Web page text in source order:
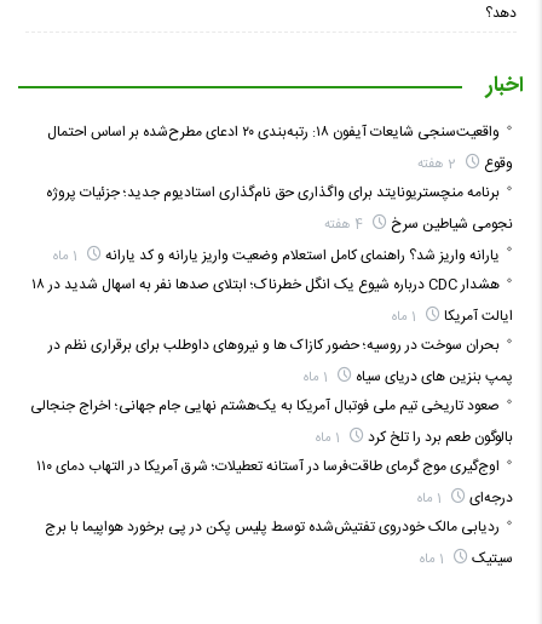
دهد؟
اخبار
واقعیت‌سنجی شایعات آیفون ۱۸: رتبه‌بندی ۲۰ ادعای مطرح‌شده بر اساس احتمال
وقوع
برنامه منچستریونایتد برای واگذاری حق نام‌گذاری استادیوم جدید؛ جزئیات پروژه
نجومی شیاطین سرخ
یارانه واریز شد؟ راهنمای کامل استعلام وضعیت واریز یارانه و کد یارانه
هشدار CDC درباره شیوع یک انگل خطرناک؛ ابتلای صدها نفر به اسهال شدید در ۱۸
ایالت آمریکا
بحران سوخت در روسیه؛ حضور کازاک‌ ها و نیروهای داوطلب برای برقراری نظم در
پمپ بنزین‌ های دریای سیاه
صعود تاریخی تیم ملی فوتبال آمریکا به یک‌هشتم نهایی جام جهانی؛ اخراج جنجالی
بالوگون طعم برد را تلخ کرد
اوج‌گیری موج گرمای طاقت‌فرسا در آستانه تعطیلات؛ شرق آمریکا در التهاب دمای ۱۱۰
درجه‌ای
ردیابی مالک خودروی تفتیش‌شده توسط پلیس پکن در پی برخورد هواپیما با برج
سیتیک